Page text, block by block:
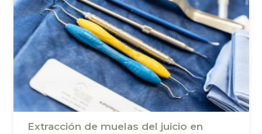
Extracción de muelas del juicio en